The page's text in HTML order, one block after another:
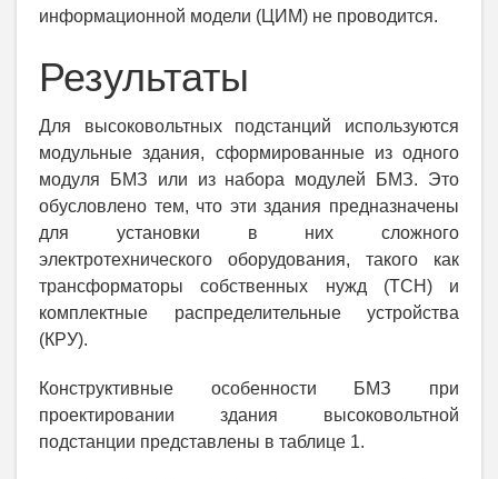
информационной модели (ЦИМ) не проводится.
Результаты
Для высоковольтных подстанций используются
модульные здания, сформированные из одного
модуля БМЗ или из набора модулей БМЗ. Это
обусловлено тем, что эти здания предназначены
для установки в них сложного
электротехнического оборудования, такого как
трансформаторы собственных нужд (ТСН) и
комплектные распределительные устройства
(КРУ).
Конструктивные особенности БМЗ при
проектировании здания высоковольтной
подстанции представлены в таблице 1.